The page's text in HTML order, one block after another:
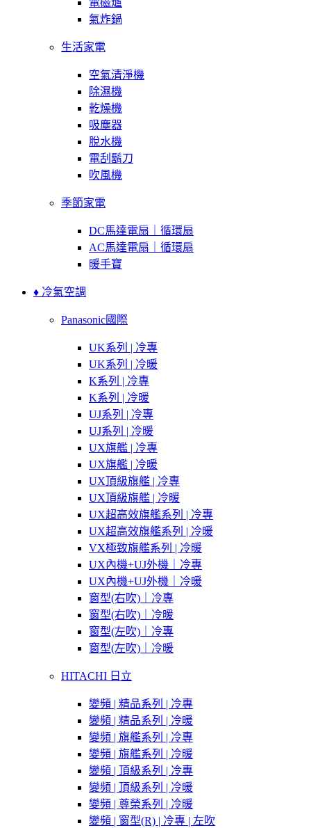
電磁爐
氣炸鍋
生活家電
空氣清淨機
除濕機
乾燥機
吸塵器
脫水機
電刮鬍刀
吹風機
季節家電
DC馬達電扇｜循環扇
AC馬達電扇｜循環扇
暖手寶
♦ 冷氣空調
Panasonic國際
UK系列 | 冷專
UK系列 | 冷暖
K系列 | 冷專
K系列 | 冷暖
UJ系列 | 冷專
UJ系列 | 冷暖
UX旗艦 | 冷專
UX旗艦 | 冷暖
UX頂級旗艦 | 冷專
UX頂級旗艦 | 冷暖
UX超高效旗艦系列 | 冷專
UX超高效旗艦系列 | 冷暖
VX極致旗艦系列 | 冷暖
UX內機+UJ外機｜冷專
UX內機+UJ外機｜冷暖
窗型(右吹)｜冷專
窗型(右吹)｜冷暖
窗型(左吹)｜冷專
窗型(左吹)｜冷暖
HITACHI 日立
變頻 | 精品系列 | 冷專
變頻 | 精品系列 | 冷暖
變頻 | 旗艦系列 | 冷專
變頻 | 旗艦系列 | 冷暖
變頻 | 頂級系列 | 冷專
變頻 | 頂級系列 | 冷暖
變頻 | 尊榮系列 | 冷暖
變頻 | 窗型(R) | 冷專 | 左吹